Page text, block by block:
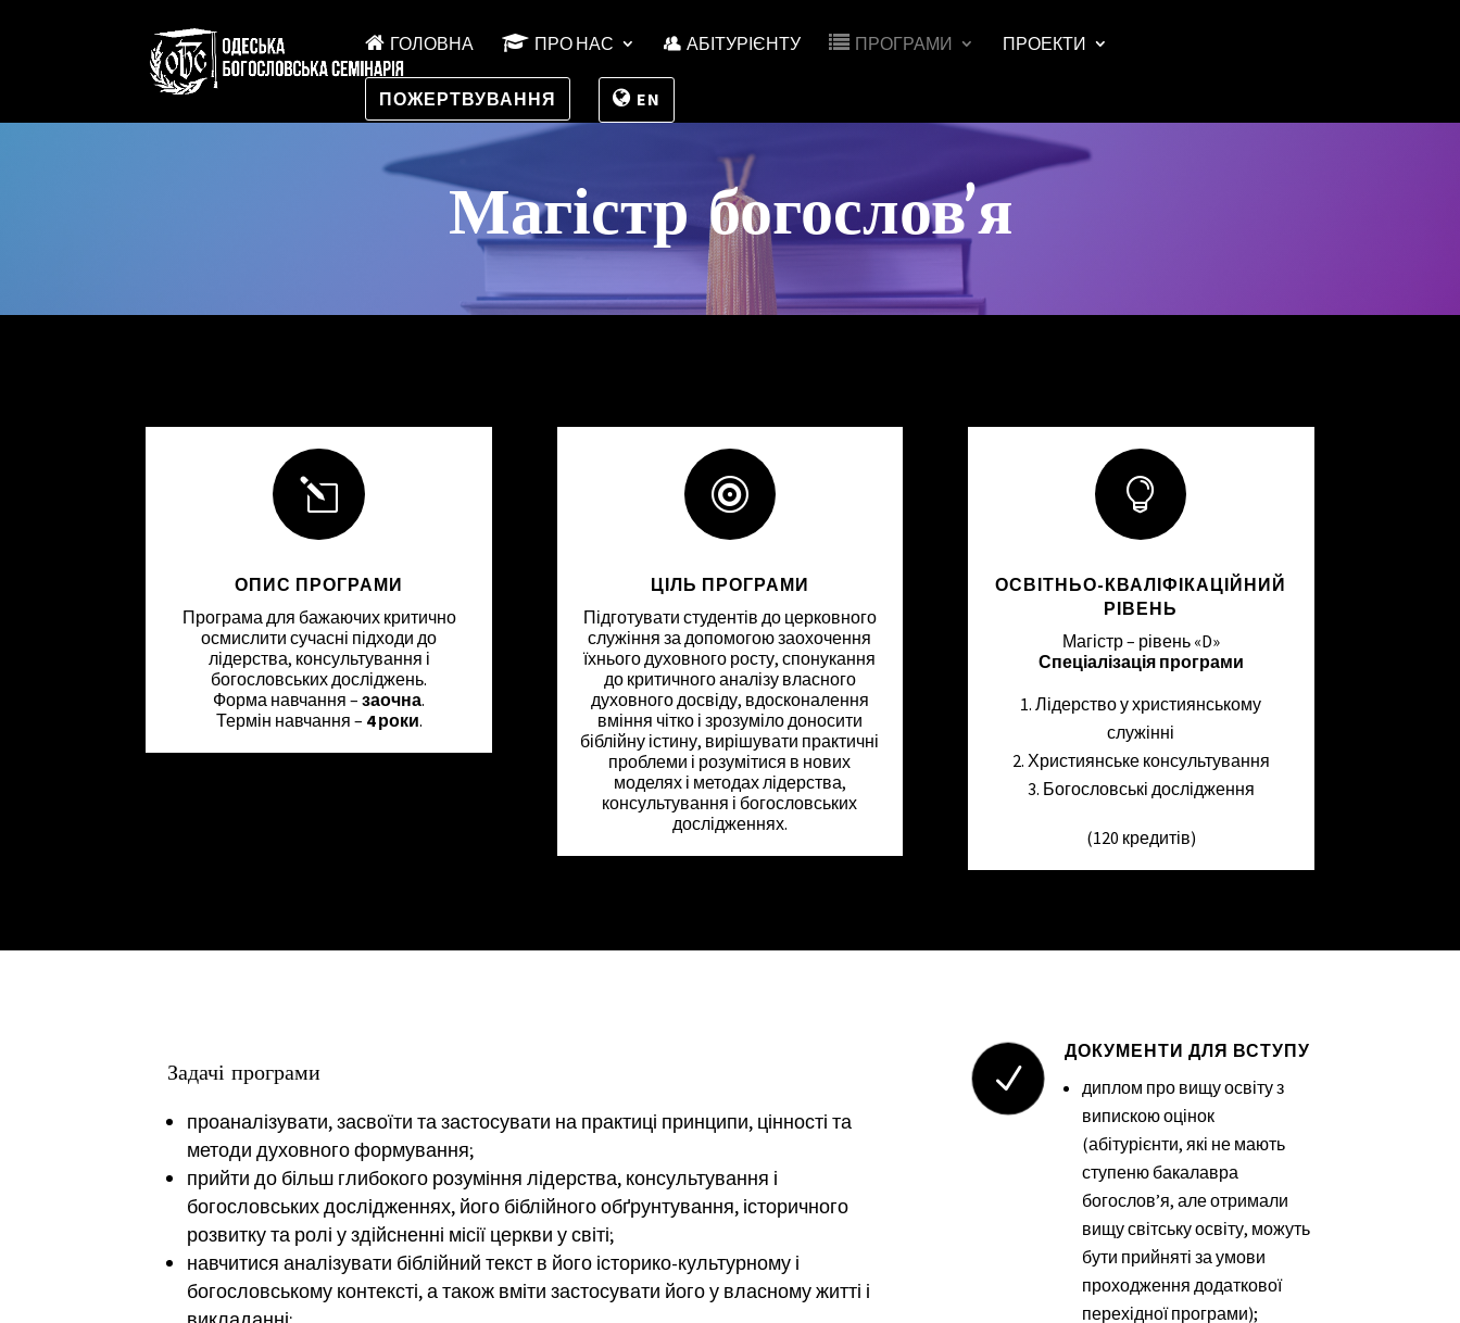
ГОЛОВНА ПРО НАС АБІТУРІЄНТУ ПРОГРАМИ ПРОЕКТИ
ПОЖЕРТВУВАННЯ EN
Магістр богослов’я
l
ОПИС ПРОГРАМИ
Програма для бажаючих критично
осмислити сучасні підходи до
лідерства, консультування і
богословських досліджень.
Форма навчання –заочна.
Термін навчання – 4 роки.

ЦІЛЬ ПРОГРАМИ
Підготувати студентів до церковного
служіння за допомогою заохочення
їхнього духовного росту, спонукання
до критичного аналізу власного
духовного досвіду, вдосконалення
вміння чітко і зрозуміло доносити
біблійну істину, вирішувати практичні
проблеми і розумітися в нових
моделях і методах лідерства,
консультування і богословських
дослідженнях.

ОСВІТНЬО-КВАЛІФІКАЦІЙНИЙ
РІВЕНЬ
Магістр – рівень «D»
Спеціалізація програми
Лідерство у християнському
служінні
Християнське консультування
Богословські дослідження
(120 кредитів)
Задачі програми
проаналізувати, засвоїти та застосувати на практиці принципи, цінності та
методи духовного формування;
прийти до більш глибокого розуміннялідерства, консультування і
богословських дослідженнях, його біблійного обґрунтування, історичного
розвитку та ролі у здійсненні місії церкви у світі;
навчитися аналізувати біблійний текст в його історико-культурному і
богословському контексті, а також вміти застосувати його у власному житті і
N
ДОКУМЕНТИ ДЛЯ ВСТУПУ
диплом про вищу освіту з
випискою оцінок
(абітурієнти, які не мають
ступеню бакалавра
богослов’я, але отримали
вищу світську освіту, можуть
бути прийняті за умови
проходження додаткової
перехідної програми);